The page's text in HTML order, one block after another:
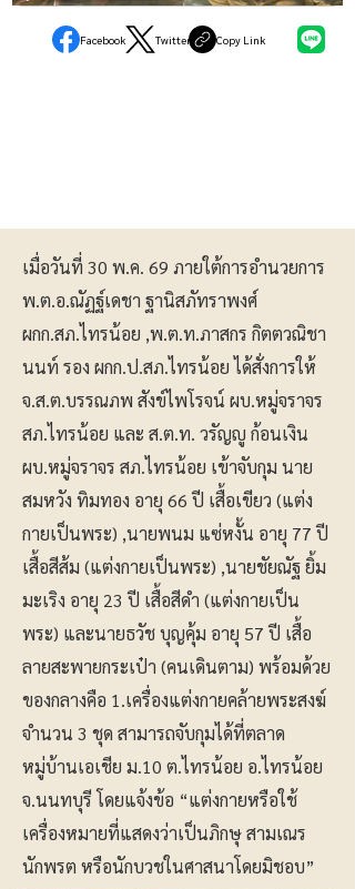
Facebook Twitter Copy Link
เมื่อวันที่ 30 พ.ค. 69 ภายใต้การอำนวยการ
พ.ต.อ.ณัฏฐ์เดชา ฐานิสภัทราพงศ์
ผกก.สภ.ไทรน้อย ,พ.ต.ท.ภาสกร กิตตวณิชา
นนท์ รอง ผกก.ป.สภ.ไทรน้อย ได้สั่งการให้
จ.ส.ต.บรรณภพ สังข์ไพโรจน์ ผบ.หมู่จราจร
สภ.ไทรน้อย และ ส.ต.ท. วรัญญู ก้อนเงิน
ผบ.หมู่จราจร สภ.ไทรน้อย เข้าจับกุม นาย
สมหวัง ทิมทอง อายุ 66 ปี เสื้อเขียว (แต่ง
กายเป็นพระ) ,นายพนม แซ่หงั้น อายุ 77 ปี
เสื้อสีส้ม (แต่งกายเป็นพระ) ,นายชัยณัฐ ยิ้ม
มะเริง อายุ 23 ปี เสื้อสีดำ (แต่งกายเป็น
พระ) และนายธวัช บุญคุ้ม อายุ 57 ปี เสื้อ
ลายสะพายกระเป๋า (คนเดินตาม) พร้อมด้วย
ของกลางคือ 1.เครื่องแต่งกายคล้ายพระสงฆ์
จำนวน 3 ชุด สามารถจับกุมได้ที่ตลาด
หมู่บ้านเอเชีย ม.10 ต.ไทรน้อย อ.ไทรน้อย
จ.นนทบุรี โดยแจ้งข้อ “แต่งกายหรือใช้
เครื่องหมายที่แสดงว่าเป็นภิกษุ สามเณร
นักพรต หรือนักบวชในศาสนาโดยมิชอบ”